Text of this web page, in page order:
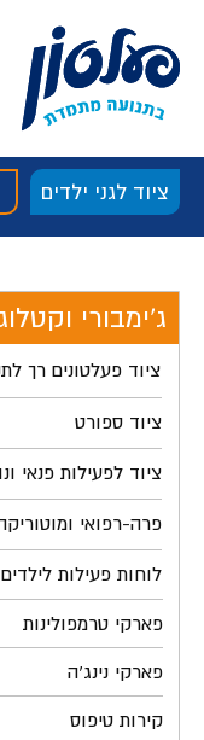
דלג לסרגל הניווט
דלג לתפריט ציוד
אודות החברה
דלג לסוף העמוד
ציוד לגני ילדים
ג'ימבורי
ציוד פעלטונים רך
ציוד ספורט
ציוד לפעילות פנאי
פרה-רפואי
לוחות פעילות לילדים
פארקי טרמפולינות
פארקי נינג'ה
קירות טיפוס